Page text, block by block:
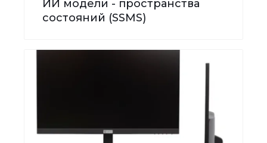
ИИ модели - пространства
состояний (SSMS)